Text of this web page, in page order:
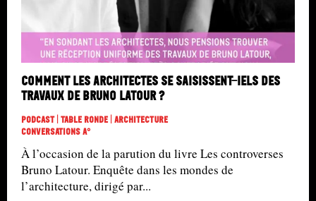
Comment les architectes se saisissent-iels des
travaux de Bruno Latour ?
Podcast | Table Ronde | Architecture
Conversations A°
À l’occasion de la parution du livre Les controverses
Bruno Latour. Enquête dans les mondes de
l’architecture, dirigé par...